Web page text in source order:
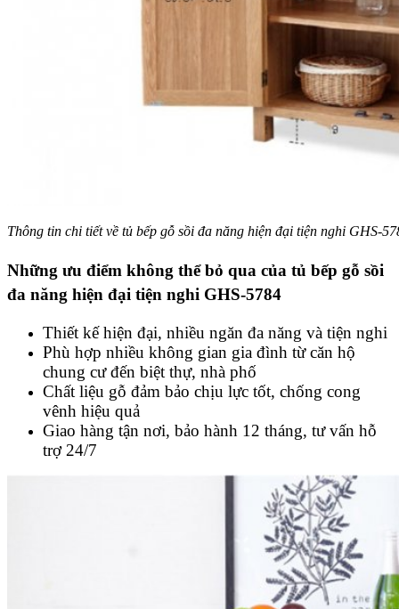
Thông tin chi tiết về tủ bếp gỗ sồi đa năng hiện đại tiện nghi GHS-
Những ưu điểm không thể bỏ qua của tủ bếp gỗ sồi
đa năng hiện đại tiện nghi GHS-5784
Thiết kế hiện đại, nhiều ngăn đa năng và tiện nghi
Phù hợp nhiều không gian gia đình từ căn hộ
chung cư đến biệt thự, nhà phố
Chất liệu gỗ đảm bảo chịu lực tốt, chống cong
vênh hiệu quả
Giao hàng tận nơi, bảo hành 12 tháng, tư vấn hỗ
trợ 24/7